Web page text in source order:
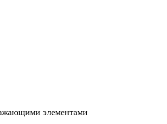
элементами